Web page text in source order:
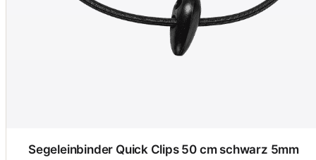
Segeleinbinder Quick Clips 50 cm schwarz 5mm